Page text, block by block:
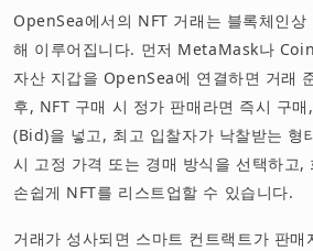
OpenSea에서의 NFT 거래는 블록체인상
해 이루어집니다. 먼저 MetaMask나
자산 지갑을 OpenSea에 연결하면 거래
후, NFT 구매 시 정가 판매라면 즉시 구
(Bid)을 넣고, 최고 입찰자가 낙찰받는 형
시 고정 가격 또는 경매 방식을 선택하고,
손쉽게 NFT를 리스트업할 수 있습니다.
거래가 성사되면 스마트 컨트랙트가 판매